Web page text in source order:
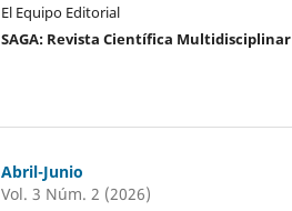
El Equipo Editorial
SAGA: Revista Científica Multidisciplinar
Abril-Junio
Vol. 3 Núm. 2 (2026)